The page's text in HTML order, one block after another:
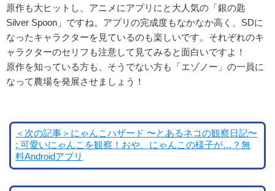
原作も大ヒットし、アニメにアプリにと大人気の「銀の匙
Silver Spoon」ですね。アプリの完成度もなかなか高く、SDに
なったキャラクターを見ているのも楽しいです。それぞれのキ
ャラクターのセリフも注意して見てみると面白いですよ！
原作を知っている方も、そうでない方も「エゾノー」の一員に
なって農場を発展させましょう！
＜次の記事＞にゃんこハザード 〜とあるネコの観察日記〜
: 可愛いにゃんこを観察！おや、にゃんこの様子が…？無
料Androidアプリ